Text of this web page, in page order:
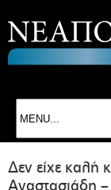
Δεν είχε καλή
Αναστασιάδη –